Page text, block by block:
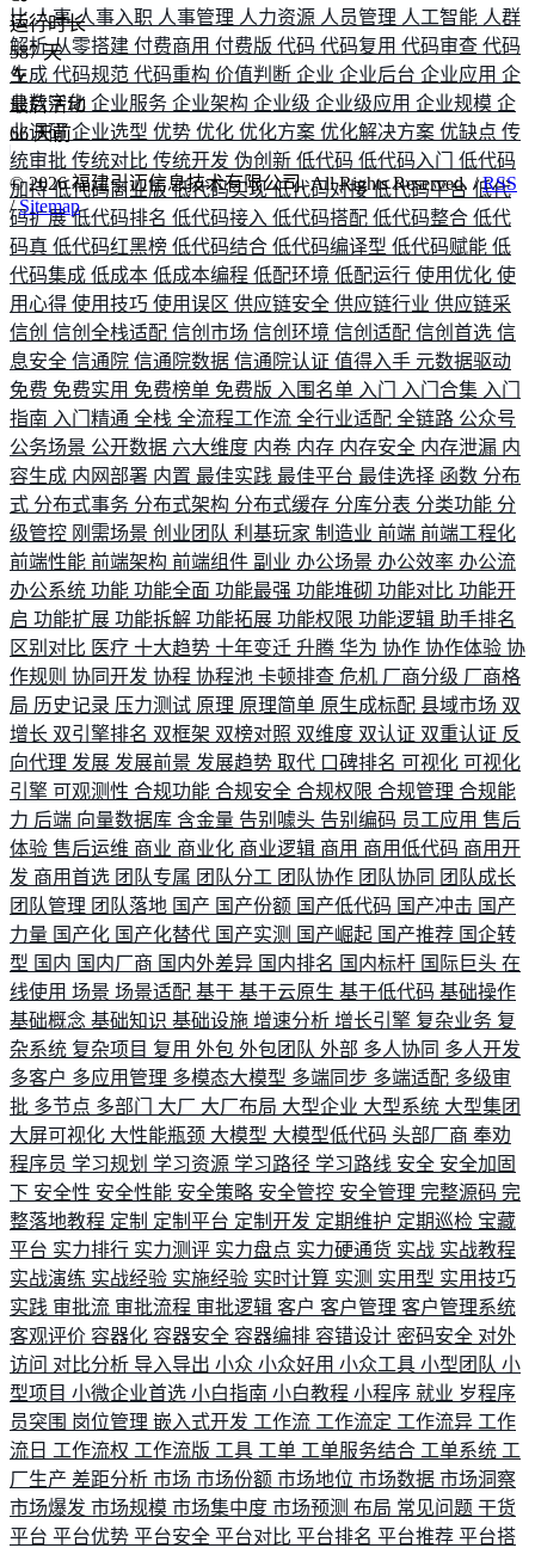
比人事人事入职 人事管理 人力资源 人员管理 人工智能 人群
解析从零搭建 付费商用 付费版 代码 代码复用 代码审查 代码
生成 代码规范 代码重构 价值判断 企业 企业后台 企业应用 企
业数字化 企业服务 企业架构 企业级 企业级应用 企业规模 企
业调研企业选型 优势 优化 优化方案 优化解决方案 优缺点 传
统审批 传统对比 传统开发 伪创新 低代码 低代码入门 低代码
加持低代码商业版低代码实现低代码对接低代码平台 低代
码扩展低代码排名 低代码接入 低代码搭配 低代码整合 低代
码真 低代码红黑榜 低代码结合 低代码编译型 低代码赋能 低
代码集成 低成本 低成本编程 低配环境 低配运行 使用优化 使
用心得 使用技巧 使用误区 供应链安全 供应链行业 供应链采
信创 信创全栈适配 信创市场 信创环境 信创适配 信创首选 信
息安全 信通院 信通院数据 信通院认证 值得入手 元数据驱动
免费 免费实用 免费榜单 免费版 入围名单 入门 入门合集 入门
指南 入门精通 全栈 全流程工作流 全行业适配 全链路 公众号
公务场景 公开数据 六大维度 内卷 内存 内存安全 内存泄漏 内
容生成 内网部署 内置 最佳实践 最佳平台 最佳选择 函数 分布
式 分布式事务 分布式架构 分布式缓存 分库分表 分类功能 分
级管控 刚需场景 创业团队 利基玩家 制造业 前端 前端工程化
前端性能 前端架构 前端组件 副业 办公场景 办公效率 办公流
办公系统 功能 功能全面 功能最强 功能堆砌 功能对比 功能开
启 功能扩展 功能拆解 功能拓展 功能权限 功能逻辑 助手排名
区别对比 医疗 十大趋势 十年变迁 升腾 华为 协作 协作体验 协
作规则 协同开发 协程 协程池 卡顿排查 危机 厂商分级 厂商格
局 历史记录 压力测试 原理 原理简单 原生成标配 县域市场 双
增长 双引擎排名 双框架 双榜对照 双维度 双认证 双重认证 反
向代理 发展 发展前景 发展趋势 取代 口碑排名 可视化 可视化
引擎 可观测性 合规功能 合规安全 合规权限 合规管理 合规能
力 后端 向量数据库 含金量 告别噱头 告别编码 员工应用 售后
体验 售后运维 商业 商业化 商业逻辑 商用 商用低代码 商用开
发 商用首选 团队专属 团队分工 团队协作 团队协同 团队成长
团队管理 团队落地 国产 国产份额 国产低代码 国产冲击 国产
力量 国产化 国产化替代 国产实测 国产崛起 国产推荐 国企转
型 国内 国内厂商 国内外差异 国内排名 国内标杆 国际巨头 在
线使用 场景 场景适配 基于 基于云原生 基于低代码 基础操作
基础概念 基础知识 基础设施 增速分析 增长引擎 复杂业务 复
杂系统 复杂项目 复用 外包 外包团队 外部 多人协同 多人开发
多客户 多应用管理 多模态大模型 多端同步 多端适配 多级审
批 多节点 多部门 大厂 大厂布局 大型企业 大型系统 大型集团
大屏可视化 大性能瓶颈 大模型 大模型低代码 头部厂商 奉劝
程序员 学习规划 学习资源 学习路径 学习路线 安全 安全加固
下 安全性 安全性能 安全策略 安全管控 安全管理 完整源码 完
整落地教程 定制 定制平台 定制开发 定期维护 定期巡检 宝藏
平台 实力排行 实力测评 实力盘点 实力硬通货 实战 实战教程
实战演练 实战经验 实施经验 实时计算 实测 实用型 实用技巧
实践 审批流 审批流程 审批逻辑 客户 客户管理 客户管理系统
客观评价 容器化 容器安全 容器编排 容错设计 密码安全 对外
访问 对比分析 导入导出 小众 小众好用 小众工具 小型团队 小
型项目 小微企业首选 小白指南 小白教程 小程序 就业 岁程序
员突围 岗位管理 嵌入式开发 工作流 工作流定 工作流异 工作
流日 工作流权 工作流版 工具 工单 工单服务结合 工单系统 工
厂生产 差距分析 市场 市场份额 市场地位 市场数据 市场洞察
市场爆发 市场规模 市场集中度 市场预测 布局 常见问题 干货
平台 平台优势 平台安全 平台对比 平台排名 平台推荐 平台搭
运行时长
587 天
最后活动
66 天前
©2026福建引迈信息技术有限公司. All Rights Reserved. /RSS
/Sitemap